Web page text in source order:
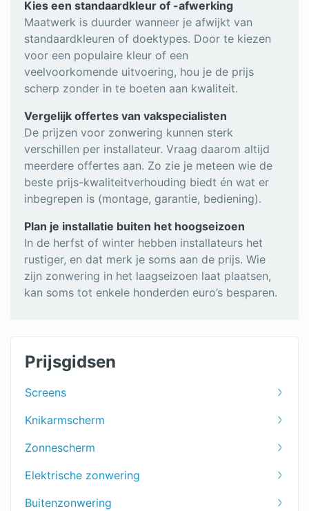
Kies een standaardkleur of -afwerking
Maatwerk is duurder wanneer je afwijkt van
standaardkleuren of doektypes. Door te kiezen
voor een populaire kleur of een
veelvoorkomende uitvoering, hou je de prijs
scherp zonder in te boeten aan kwaliteit.
Vergelijk offertes van vakspecialisten
De prijzen voor zonwering kunnen sterk
verschillen per installateur. Vraag daarom altijd
meerdere offertes aan. Zo zie je meteen wie de
beste prijs-kwaliteitverhouding biedt én wat er
inbegrepen is (montage, garantie, bediening).
Plan je installatie buiten het hoogseizoen
In de herfst of winter hebben installateurs het
rustiger, en dat merk je soms aan de prijs. Wie
zijn zonwering in het laagseizoen laat plaatsen,
kan soms tot enkele honderden euro’s besparen.
Prijsgidsen
Screens
Knikarmscherm
Zonnescherm
Elektrische zonwering
Buitenzonwering